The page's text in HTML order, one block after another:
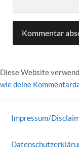
Diese Website
wie deine
Impressum/